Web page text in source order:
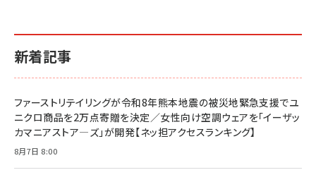
新着記事
ファーストリテイリングが令和8年熊本地震の被災地緊急支援でユ
ニクロ商品を2万点寄贈を決定／女性向け空調ウェアを「イーザッ
カマニアストア―ズ」が開発【ネッ担アクセスランキング】
8月7日 8:00